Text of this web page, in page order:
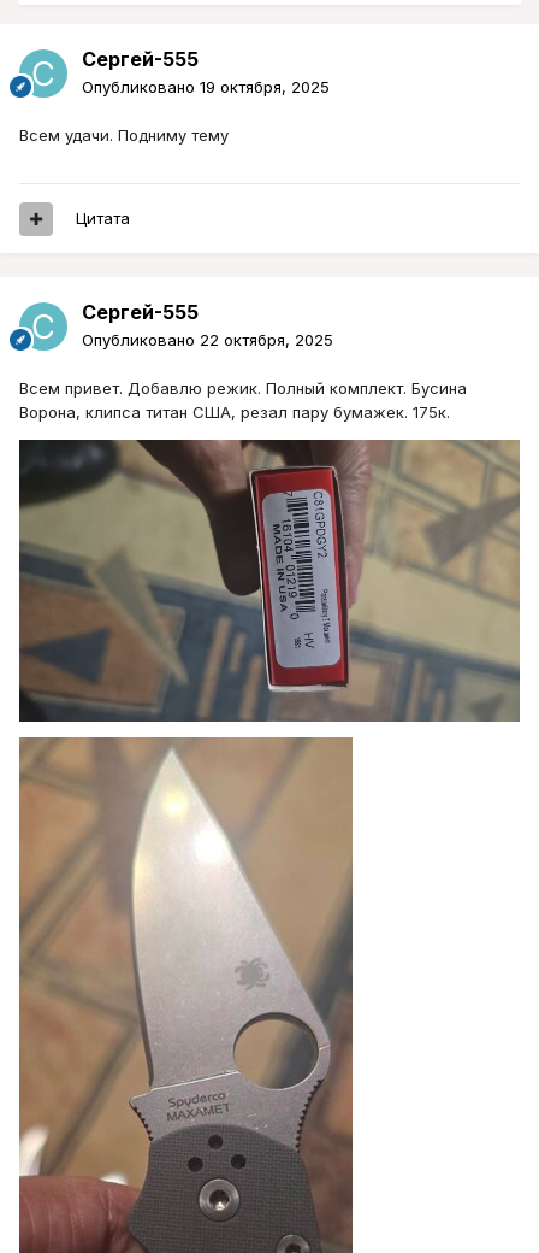
Сергей-555
Опубликовано 19 октября, 2025
Всем удачи. Подниму тему
Цитата
Сергей-555
Опубликовано 22 октября, 2025
Всем привет. Добавлю режик. Полный комплект. Бусина
Ворона, клипса титан США, резал пару бумажек. 175к.